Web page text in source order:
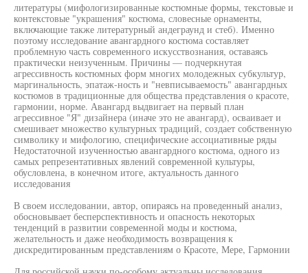
литературы (мифологизированные костюмные формы, текстовые и
контекстовые "украшения" костюма, словесные орнаменты,
включающие также литературный андеграунд и стеб). Именно
поэтому исследование авангардного костюма составляет
проблемную часть современного искусствознания, оставаясь
практически неизученным. Причины — подчеркнутая
агрессивность костюмных форм многих молодежных субкультур,
маргинальность, эпатаж-ность и "невписываемость" авангардных
костюмов в традиционные для общества представления о красоте,
гармонии, норме. Авангард выдвигает на первый план
агрессивное "Я" дизайнера (иначе это не авангард), осваивает и
смешивает множество культурных традиций, создает собственную
символику и мифологию, специфические ассоциативные ряды
Недостаточной изученностью авангардного костюма, одного из
самых репрезентативных явлений современной культуры,
обусловлена, в конечном итоге, актуальность данного
исследования
В своем исследовании, автор, опираясь на проведенный анализ,
обосновывает бесперспективность и опасность некоторых
тенденций в развитии современной моды и костюма,
желательность и даже необходимость возвращения к
дискредитированным представлениям о Красоте, Мере, Гармонии